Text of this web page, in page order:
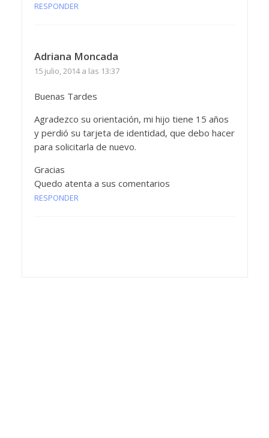
RESPONDER
Adriana Moncada
15 julio, 2014 a las 13:37
Buenas Tardes
Agradezco su orientación, mi hijo tiene 15 años
y perdió su tarjeta de identidad, que debo hacer
para solicitarla de nuevo.
Gracias
Quedo atenta a sus comentarios
RESPONDER